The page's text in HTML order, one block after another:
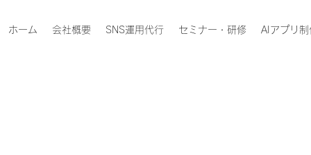
ホーム 会社概要 SNS運用代行 セミナー・研修 AIアプリ制